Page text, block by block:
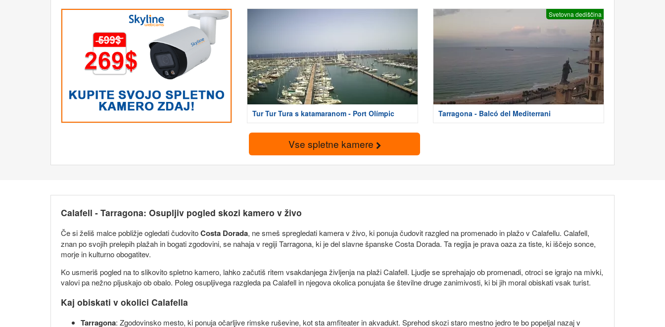
Tur Tur Tura s katamaranom - Port Olímpic
Svetovna dediščina
Tarragona - Balcó del Mediterrani
Vse spletne kamere
Calafell - Tarragona: Osupljiv pogled skozi kamero v živo
Če si želiš malce pobližje ogledati čudovitoCosta Dorada, ne smeš spregledati kamera v živo, ki ponuja čudovit razgled na promenado in plažo v Calafellu. Calafell,
znan po svojih prelepih plažah in bogati zgodovini, se nahaja v regiji Tarragona, ki je del slavne španske Costa Dorada. Ta regija je prava oaza za tiste, ki iščejo sonce,
morje in kulturno obogatitev.
Ko usmeriš pogled na to slikovito spletno kamero, lahko začutiš ritem vsakdanjega življenja na plaži Calafell. Ljudje se sprehajajo ob promenadi, otroci se igrajo na mivki,
valovi pa nežno pljuskajo ob obalo. Poleg osupljivega razgleda pa Calafell in njegova okolica ponujata še številne druge zanimivosti, ki bi jih moral obiskati vsak turist.
Kaj obiskati v okolici Calafella
Tarragona: Zgodovinsko mesto, ki ponuja očarljive rimske ruševine, kot sta amfiteater in akvadukt. Sprehod skozi staro mestno jedro te bo popeljal nazaj v